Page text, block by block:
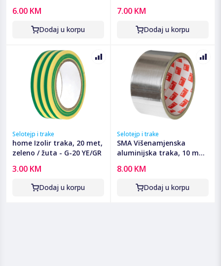
6.00 KM
Dodaj u korpu
7.00 KM
Dodaj u korpu
Selotejp i trake
home Izolir traka, 20 met,
zeleno / žuta - G-20 YE/GR
3.00 KM
Dodaj u korpu
Selotejp i trake
SMA Višenamjenska
aluminijska traka, 10 met
8.00 KM
Dodaj u korpu